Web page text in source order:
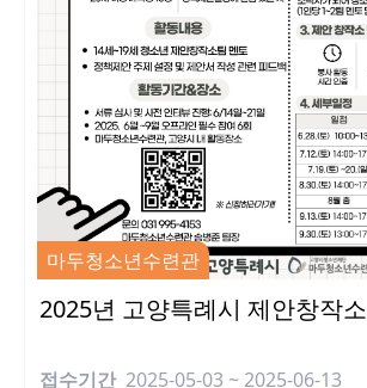
마두청소년수련관
2025년 고양특례시 제안창작소
접수기간 2025-05-03 ~ 2025-06-13